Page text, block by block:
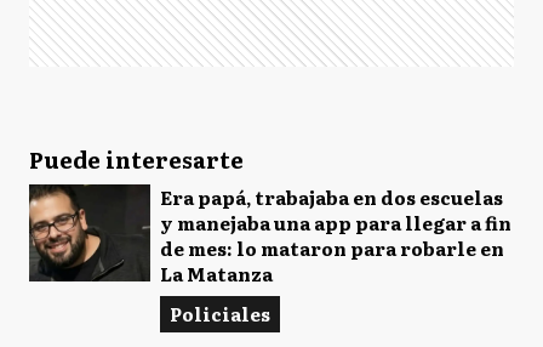
Puede interesarte
Era papá, trabajaba en dos escuelas
y manejaba una app para llegar a fin
de mes: lo mataron para robarle en
La Matanza
Policiales